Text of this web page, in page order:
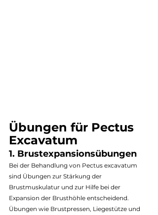
Übungen für Pectus
Excavatum
1. Brustexpansionsübungen
Bei der Behandlung von Pectus excavatum
sind Übungen zur Stärkung der
Brustmuskulatur und zur Hilfe bei der
Expansion der Brusthöhle entscheidend.
Übungen wie Brustpressen, Liegestütze und